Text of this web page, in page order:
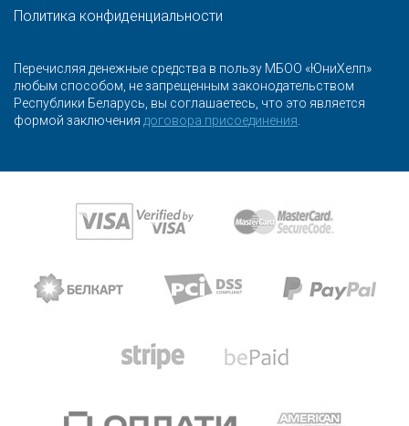
Политика конфиденциальности
Перечисляя денежные средства в пользу МБОО «ЮниХелп»
любым способом, не запрещенным законодательством
Республики Беларусь, вы соглашаетесь, что это является
формой заключения договора присоединения